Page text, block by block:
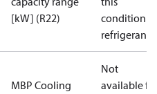
[kW] (R22)
condition /
refrigerant
MBP Cooling
Not
available for